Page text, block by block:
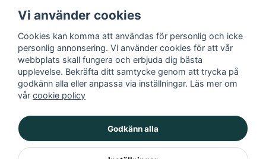
Följ oss:
Instagram
Facebook
TikTok
YouTube
Vi levererar:
Snabba leveranser
Trygga köp
Fri frakt över 499:-
Trevlig kundtjänst
Vi använder cookies
Cookies kan komma att användas för personlig och icke
personlig annonsering. Vi använder cookies för att vår
webbplats skall fungera och erbjuda dig bästa
upplevelse. Bekräfta ditt samtycke genom att trycka på
godkänn alla eller anpassa via inställningar. Läs mer om
vår cookie policy
Godkänn alla